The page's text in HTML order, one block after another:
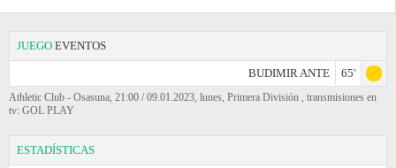
JUEGO EVENTOS
BUDIMIR ANTE 65'
Athletic Club - Osasuna, 21:00 / 09.01.2023, lunes, Primera División , transmisiones en
tv: GOL PLAY
ESTADÍSTICAS